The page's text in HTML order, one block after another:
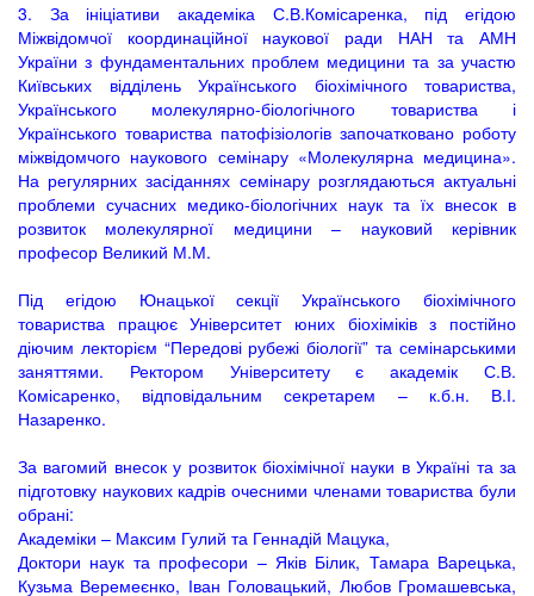
3. За ініціативи академіка С.В.Комісаренка, під егідою
Міжвідомчої координаційної наукової ради НАН та АМН
України з фундаментальних проблем медицини та за участю
Київських відділень Українського біохімічного товариства,
Українського молекулярно-біологічного товариства і
Українського товариства патофізіологів започатковано роботу
міжвідомчого наукового семінару «Молекулярна медицина».
На регулярних засіданнях семінару розглядаються актуальні
проблеми сучасних медико-біологічних наук та їх внесок в
розвиток молекулярної медицини – науковий керівник
професор Великий М.М.
Під егідою Юнацької секції Українського біохімічного
товариства працює Університет юних біохіміків з постійно
діючим лекторієм “Передові рубежі біології” та семінарськими
заняттями. Ректором Університету є академік С.В.
Комісаренко, відповідальним секретарем – к.б.н. В.І.
Назаренко.
За вагомий внесок у розвиток біохімічної науки в Україні та за
підготовку наукових кадрів очесними членами товариства були
обрані:
Академіки – Максим Гулий та Геннадій Мацука,
Доктори наук та професори – Яків Білик, Тамара Варецька,
Кузьма Веремеєнко, Іван Головацький, Любов Громашевська,